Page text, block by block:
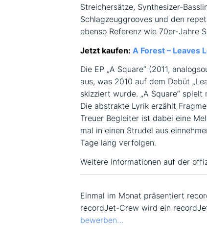
Streichersätze, Synthesizer-
Schlagzeuggrooves und den
ebenso Referenz wie 70er-Jahre
Jetzt kaufen: A Forest – Leaves
Die EP „A Square“ (2011,
aus, was 2010 auf dem Debüt
skizziert wurde. „A Square“
Die abstrakte Lyrik erzählt
Treuer Begleiter ist dabei eine
mal in einen Strudel aus
Tage lang verfolgen.
Weitere Informationen auf der
Einmal im Monat präsentiert
recordJet-Crew wird ein
bewerben…